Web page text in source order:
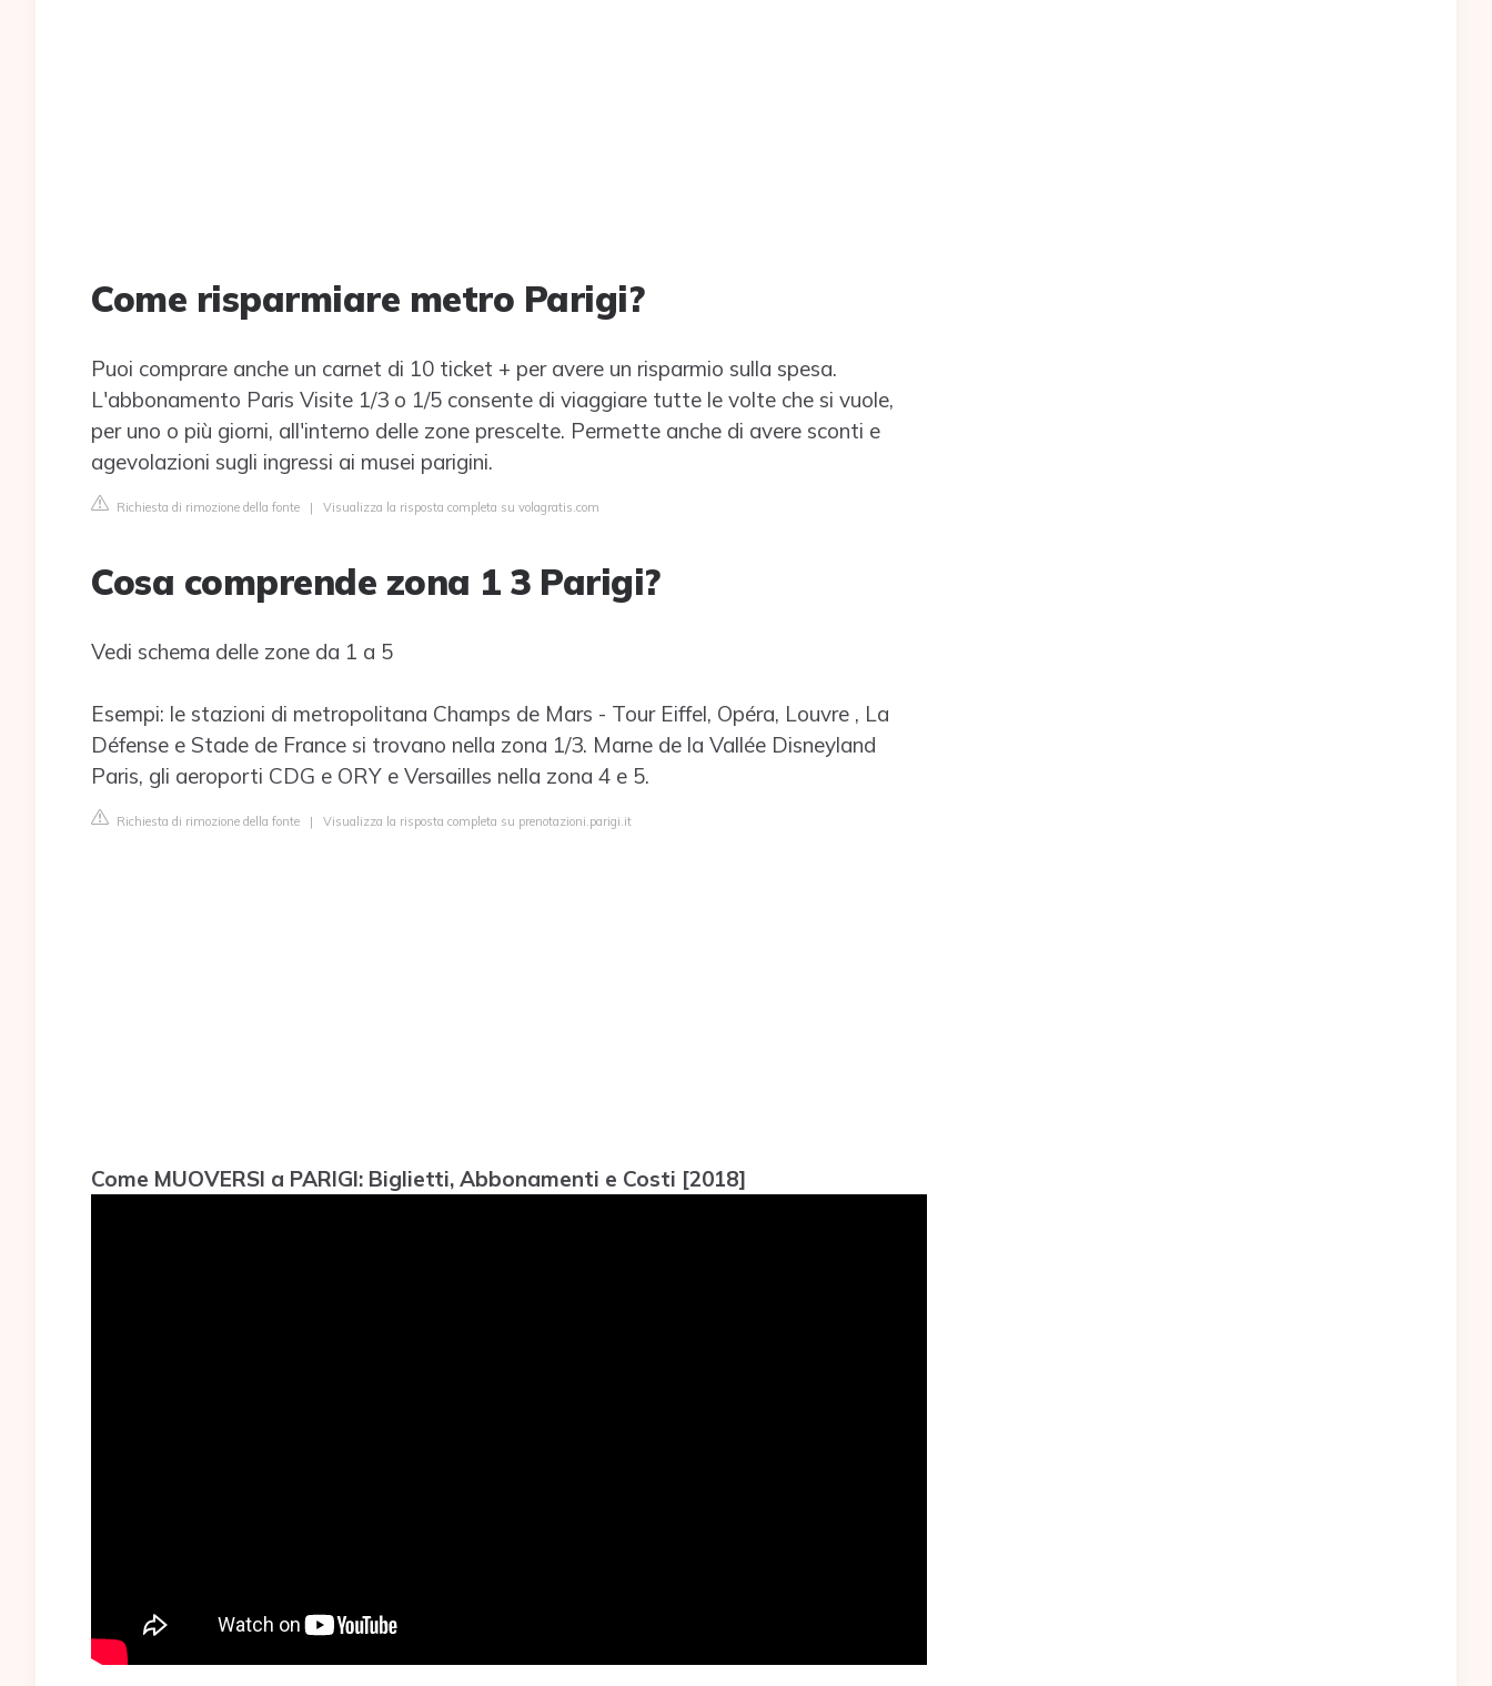
Come risparmiare metro Parigi?
Puoi comprare anche un carnet di 10 ticket + per avere un risparmio sulla spesa.
L'abbonamento Paris Visite 1/3 o 1/5 consente di viaggiare tutte le volte che si vuole,
per uno o più giorni, all'interno delle zone prescelte. Permette anche di avere sconti e
agevolazioni sugli ingressi ai musei parigini.
Richiesta di rimozione della fonte | Visualizza la risposta completa su volagratis.com
Cosa comprende zona 1 3 Parigi?
Vedi schema delle zone da 1 a 5
Esempi: le stazioni di metropolitana Champs de Mars - Tour Eiffel, Opéra, Louvre , La
Défense e Stade de France si trovano nella zona 1/3. Marne de la Vallée Disneyland
Paris, gli aeroporti CDG e ORY e Versailles nella zona 4 e 5.
Richiesta di rimozione della fonte | Visualizza la risposta completa su prenotazioni.parigi.it
Come MUOVERSI a PARIGI: Biglietti, Abbonamenti e Costi [2018]